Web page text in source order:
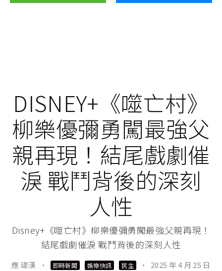
DISNEY+《噬亡村》
柳樂優彌勇闖最強父
親再現！結尾戲劇催
淚 戰鬥背後的深刻
人性
Disney+《噬亡村》柳樂優彌勇闖最強父親再現！
結尾戲劇催淚 戰鬥背後的深刻人性
應 瑋漢 · 即時新聞 娛樂快訊 民生 · 2025 年 4 月 25 日